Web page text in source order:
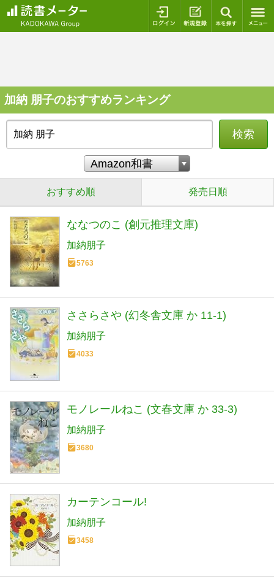
ログイン 新規登録
加納 朋子のおすすめランキング
検索
おすすめ順 発売日順
ななつのこ (創元推理文庫)
加納朋子
5763
ささらさや (幻冬舎文庫 か 11-1)
加納朋子
4033
モノレールねこ (文春文庫 か 33-3)
加納朋子
3680
カーテンコール!
加納朋子
3458